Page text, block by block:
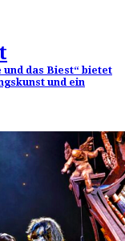
das Biest“ bietet
und ein